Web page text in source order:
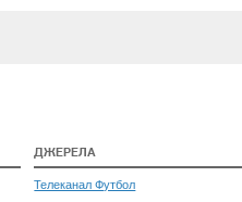
ДЖЕРЕЛА
Телеканал Футбол